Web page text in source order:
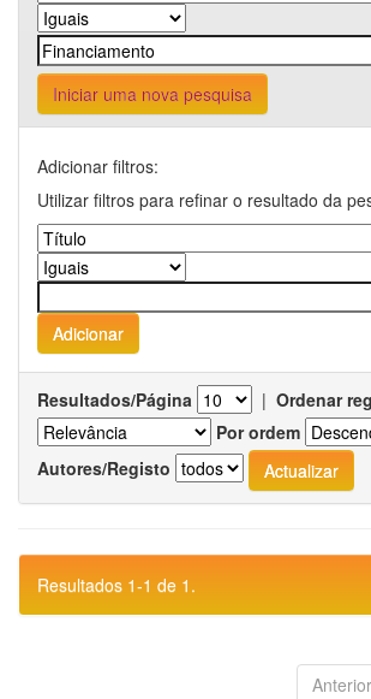
Iniciar uma nova pesquisa
Adicionar filtros:
Utilizar filtros para refinar o resultado da
Resultados/Página | Ordenar
Por ordem
Autores/Registo
Resultados 1-1 de 1.
Anterior